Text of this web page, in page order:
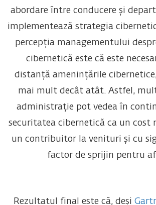
abordare între conducere și
implementează strategia
percepția managementului
cibernetică este că este
distanță amenințările
mai mult decât atât. Astfel,
administrație pot vedea în
securitatea cibernetică ca un cost
un contribuitor la venituri și cu
factor de sprijin pentru
Rezultatul final este că, deși